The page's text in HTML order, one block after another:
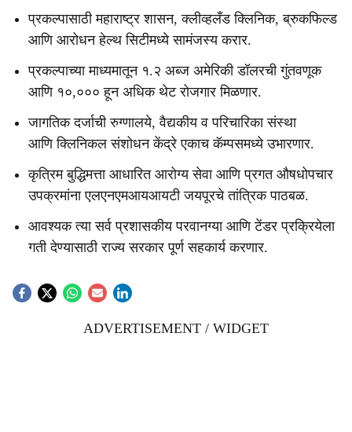
प्रकल्पासाठी महाराष्ट्र शासन, क्लीव्हलँड क्लिनिक, ब्रुकफिल्ड
आणि आरोधन हेल्थ सिटीमध्ये सामंजस्य करार.
प्रकल्पाच्या माध्यमातून १.२ अब्ज अमेरिकी डॉलरची गुंतवणूक
आणि १०,००० हून अधिक थेट रोजगार मिळणार.
जागतिक दर्जाची रुग्णालये, वैद्यकीय व परिचारिका संस्था
आणि क्लिनिकल संशोधन केंद्रे एकाच कॅम्पसमध्ये उभारणार.
कृत्रिम बुद्धिमत्ता आधारित आरोग्य सेवा आणि प्रगत औषधोपचार
उपक्रमांना एलएनएमआयआयटी जयपूरचे तांत्रिक पाठबळ.
आवश्यक त्या सर्व प्रशासकीय परवानग्या आणि टेंडर प्रक्रियेला
गती देण्यासाठी राज्य सरकार पूर्ण सहकार्य करणार.
ADVERTISEMENT / WIDGET